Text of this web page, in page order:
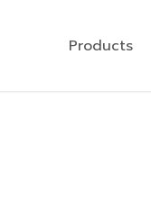
Products